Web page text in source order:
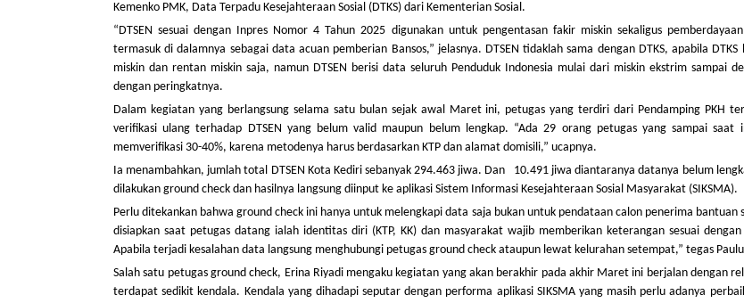
Kemenko PMK, Data Terpadu Kesejahteraan Sosial (DTKS) dari Kementerian Sosial.
“DTSEN sesuai dengan Inpres Nomor 4 Tahun 2025 digunakan untuk pengentasan fakir miskin sekaligus
termasuk di dalamnya sebagai data acuan pemberian Bansos,” jelasnya. DTSEN tidaklah sama dengan DTKS, apabila
miskin dan rentan miskin saja, namun DTSEN berisi data seluruh Penduduk Indonesia mulai dari miskin ekstrim sampai
dengan peringkatnya.
Dalam kegiatan yang berlangsung selama satu bulan sejak awal Maret ini, petugas yang terdiri dari Pendamping PKH
verifikasi ulang terhadap DTSEN yang belum valid maupun belum lengkap. “Ada 29 orang petugas yang sampai saat
memverifikasi 30-40%, karena metodenya harus berdasarkan KTP dan alamat domisili,” ucapnya.
Ia menambahkan, jumlah total DTSEN Kota Kediri sebanyak 294.463 jiwa. Dan 10.491 jiwa diantaranya datanya belum
dilakukan ground check dan hasilnya langsung diinput ke aplikasi Sistem Informasi Kesejahteraan Sosial Masyarakat (SIKSMA).
Perlu ditekankan bahwa ground check ini hanya untuk melengkapi data saja bukan untuk pendataan calon penerima bantuan
disiapkan saat petugas datang ialah identitas diri (KTP, KK) dan masyarakat wajib memberikan keterangan sesuai
Apabila terjadi kesalahan data langsung menghubungi petugas ground check ataupun lewat kelurahan setempat,” tegas
Salah satu petugas ground check, Erina Riyadi mengaku kegiatan yang akan berakhir pada akhir Maret ini berjalan dengan
terdapat sedikit kendala. Kendala yang dihadapi seputar dengan performa aplikasi SIKSMA yang masih perlu adanya